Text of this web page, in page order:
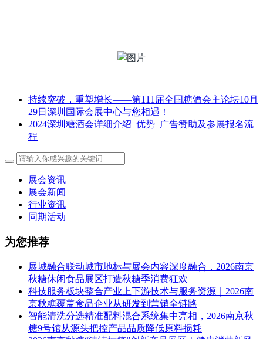
持续突破，重塑增长——第111届全国糖酒会主论坛10月
29日深圳国际会展中心与您相遇！
2024深圳糖酒会详细介绍_优势_广告赞助及参展报名流
程
展会资讯
展会新闻
行业资讯
同期活动
为您推荐
展城融合联动城市地标与展会内容深度融合，2026南京
秋糖休闲食品展区打造秋糖季消费狂欢
科技服务板块整合产业上下游技术与服务资源｜2026南
京秋糖覆盖食品企业从研发到营销全链路
智能清洗分选精准配料混合系统集中亮相，2026南京秋
糖9号馆从源头把控产品品质降低原料损耗